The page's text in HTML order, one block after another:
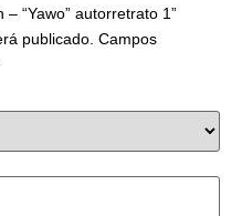
“Yawo” autorretrato 1”
publicado. Campos